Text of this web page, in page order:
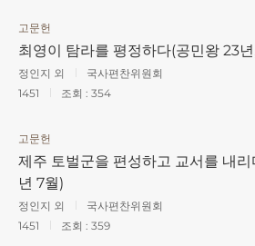
고문헌
최영이 탐라를 평정하다(공민왕 23
정인지 외
국사편찬위원회
1451
조회 : 354
고문헌
제주 토벌군을 편성하고 교서를 내
년 7월)
정인지 외
국사편찬위원회
1451
조회 : 359